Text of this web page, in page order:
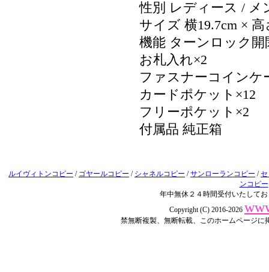
性別 レディース / メ
サイズ 横19.7cm ×
機能 ターンロック開
お札入れ×2
ファスナーコインケ
カードポケット×12
フリーポケット×2
付属品 純正箱
ルイヴィトンコピー / ゴヤールコピー / シャネルコピー /サンローランコピー /
ンコピー
年中無休２４時間受付いたして
Copyright (C) 2016-2026
禁無断複製、無断転載、このホームページ